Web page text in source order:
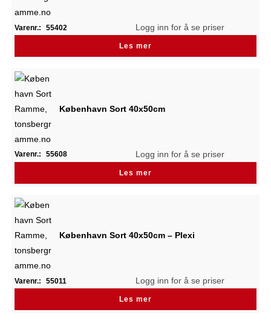
Varenr.: 55402 Logg inn for å se priser
Les mer
København Sort 40x50cm
Varenr.: 55608 Logg inn for å se priser
Les mer
København Sort 40x50cm – Plexi
Varenr.: 55011 Logg inn for å se priser
Les mer